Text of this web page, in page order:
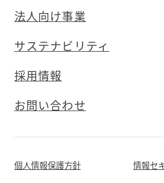
法人向け事業
サステナビリティ
採用情報
お問い合わせ
個人情報保護方針
情報セ